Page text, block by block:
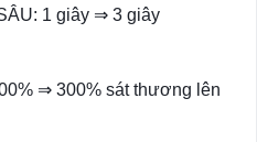
1 giây ⇒ 3 giây
⇒ 300% sát thương lên